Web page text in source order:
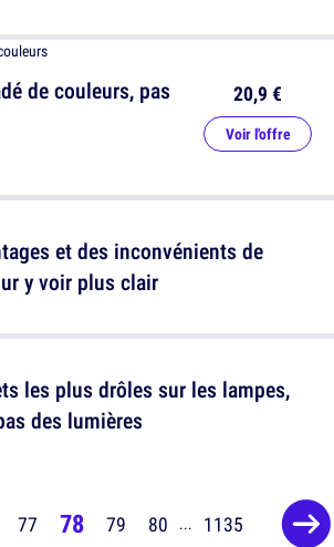
et des inconvénients de
y voir plus clair
de couleurs, pas
20,9 €
Voir l'offre
les plus drôles sur les lampes,
des lumières
77 78 79 80 ... 1135